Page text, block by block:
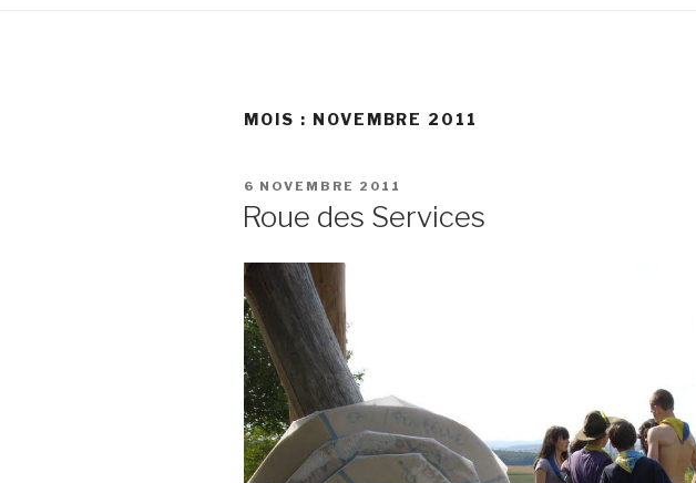
MOIS : NOVEMBRE 2011
PUBLIÉ
6 NOVEMBRE 2011
Roue des Services